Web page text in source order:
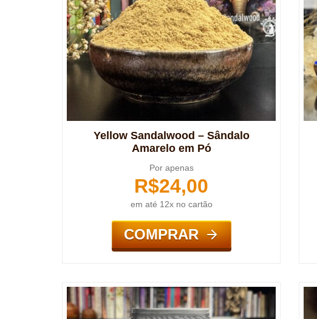
Yellow Sandalwood – Sândalo
Amarelo em Pó
Por apenas
R$24,00
em até 12x no cartão
COMPRAR